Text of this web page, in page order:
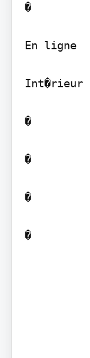
�
En ligne
Int�rieur
�
�
�
�